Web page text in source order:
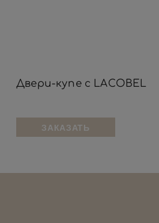
Двери-купе с LACOBEL
ЗАКАЗАТЬ